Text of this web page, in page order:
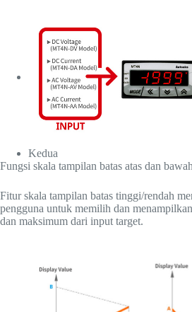
Kedua
Fungsi skala tampilan batas atas dan bawah
Fitur skala tampilan batas tinggi/rendah
pengguna untuk memilih dan
dan maksimum dari input target.